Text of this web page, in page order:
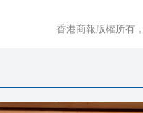
香港商報版權所有